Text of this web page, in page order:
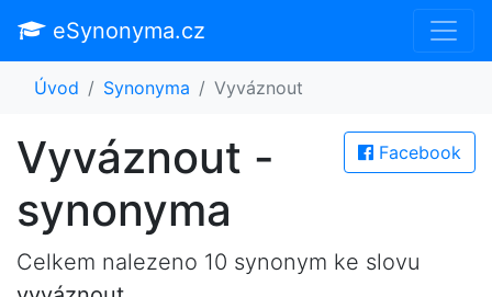
eSynonyma.cz
Úvod Synonyma Vyváznout
Facebook
Vyváznout -
synonyma
Celkem nalezeno 10 synonym ke slovu